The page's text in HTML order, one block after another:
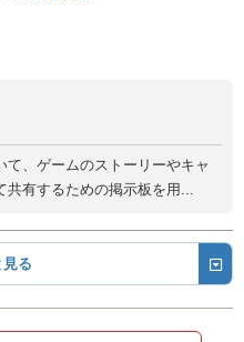
て、ゲームのストーリーやキャ
共有するための掲示板を用...
見る